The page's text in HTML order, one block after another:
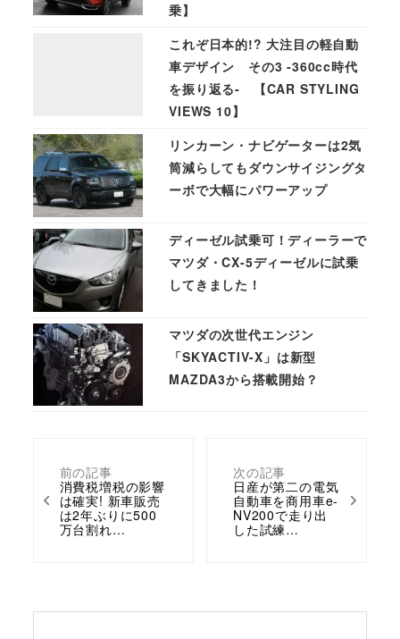
前の記事
消費税増税の影響
は確実! 新車販売
は2年ぶりに500
万台割れ…
次の記事
日産が第二の電気
自動車を商用車e-
NV200で走り出
した試練…
乗】
これぞ日本的!? 大注目の軽自動
車デザイン その3 -360cc時代
を振り返る- 【CAR STYLING
VIEWS 10】
リンカーン・ナビゲーターは2気
筒減らしてもダウンサイジングタ
ーボで大幅にパワーアップ
ディーゼル試乗可！ディーラーで
マツダ・CX-5ディーゼルに試乗
してきました！
マツダの次世代エンジン
「SKYACTIV-X」は新型
MAZDA3から搭載開始？